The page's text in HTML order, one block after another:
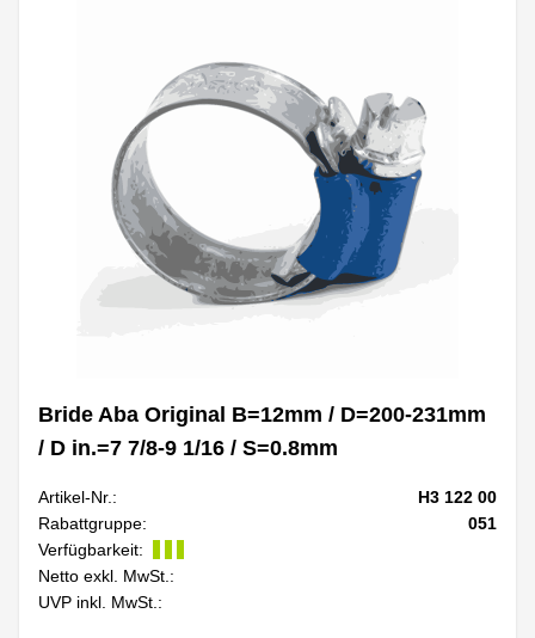
Bride Aba Original B=12mm / D=200-231mm
/ D in.=7 7/8-9 1/16 / S=0.8mm
Artikel-Nr.:
H3 122 00
Rabattgruppe:
051
Verfügbarkeit:
Netto exkl. MwSt.:
UVP inkl. MwSt.: